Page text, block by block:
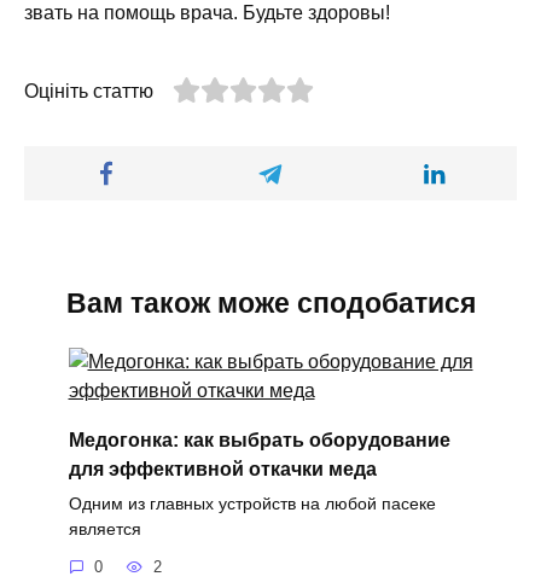
звать на помощь врача. Будьте здоровы!
Оцініть статтю
Вам також може сподобатися
Медогонка: как выбрать оборудование
для эффективной откачки меда
Одним из главных устройств на любой пасеке
является
0 2